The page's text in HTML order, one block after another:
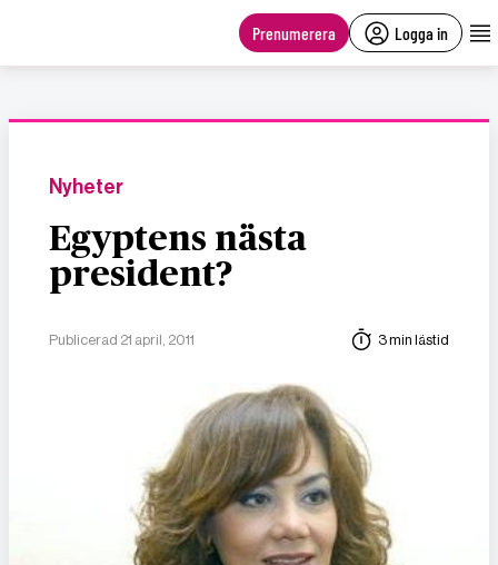
Prenumerera Logga in
Nyheter
Egyptens nästa
president?
Publicerad 21 april, 2011 3 min lästid